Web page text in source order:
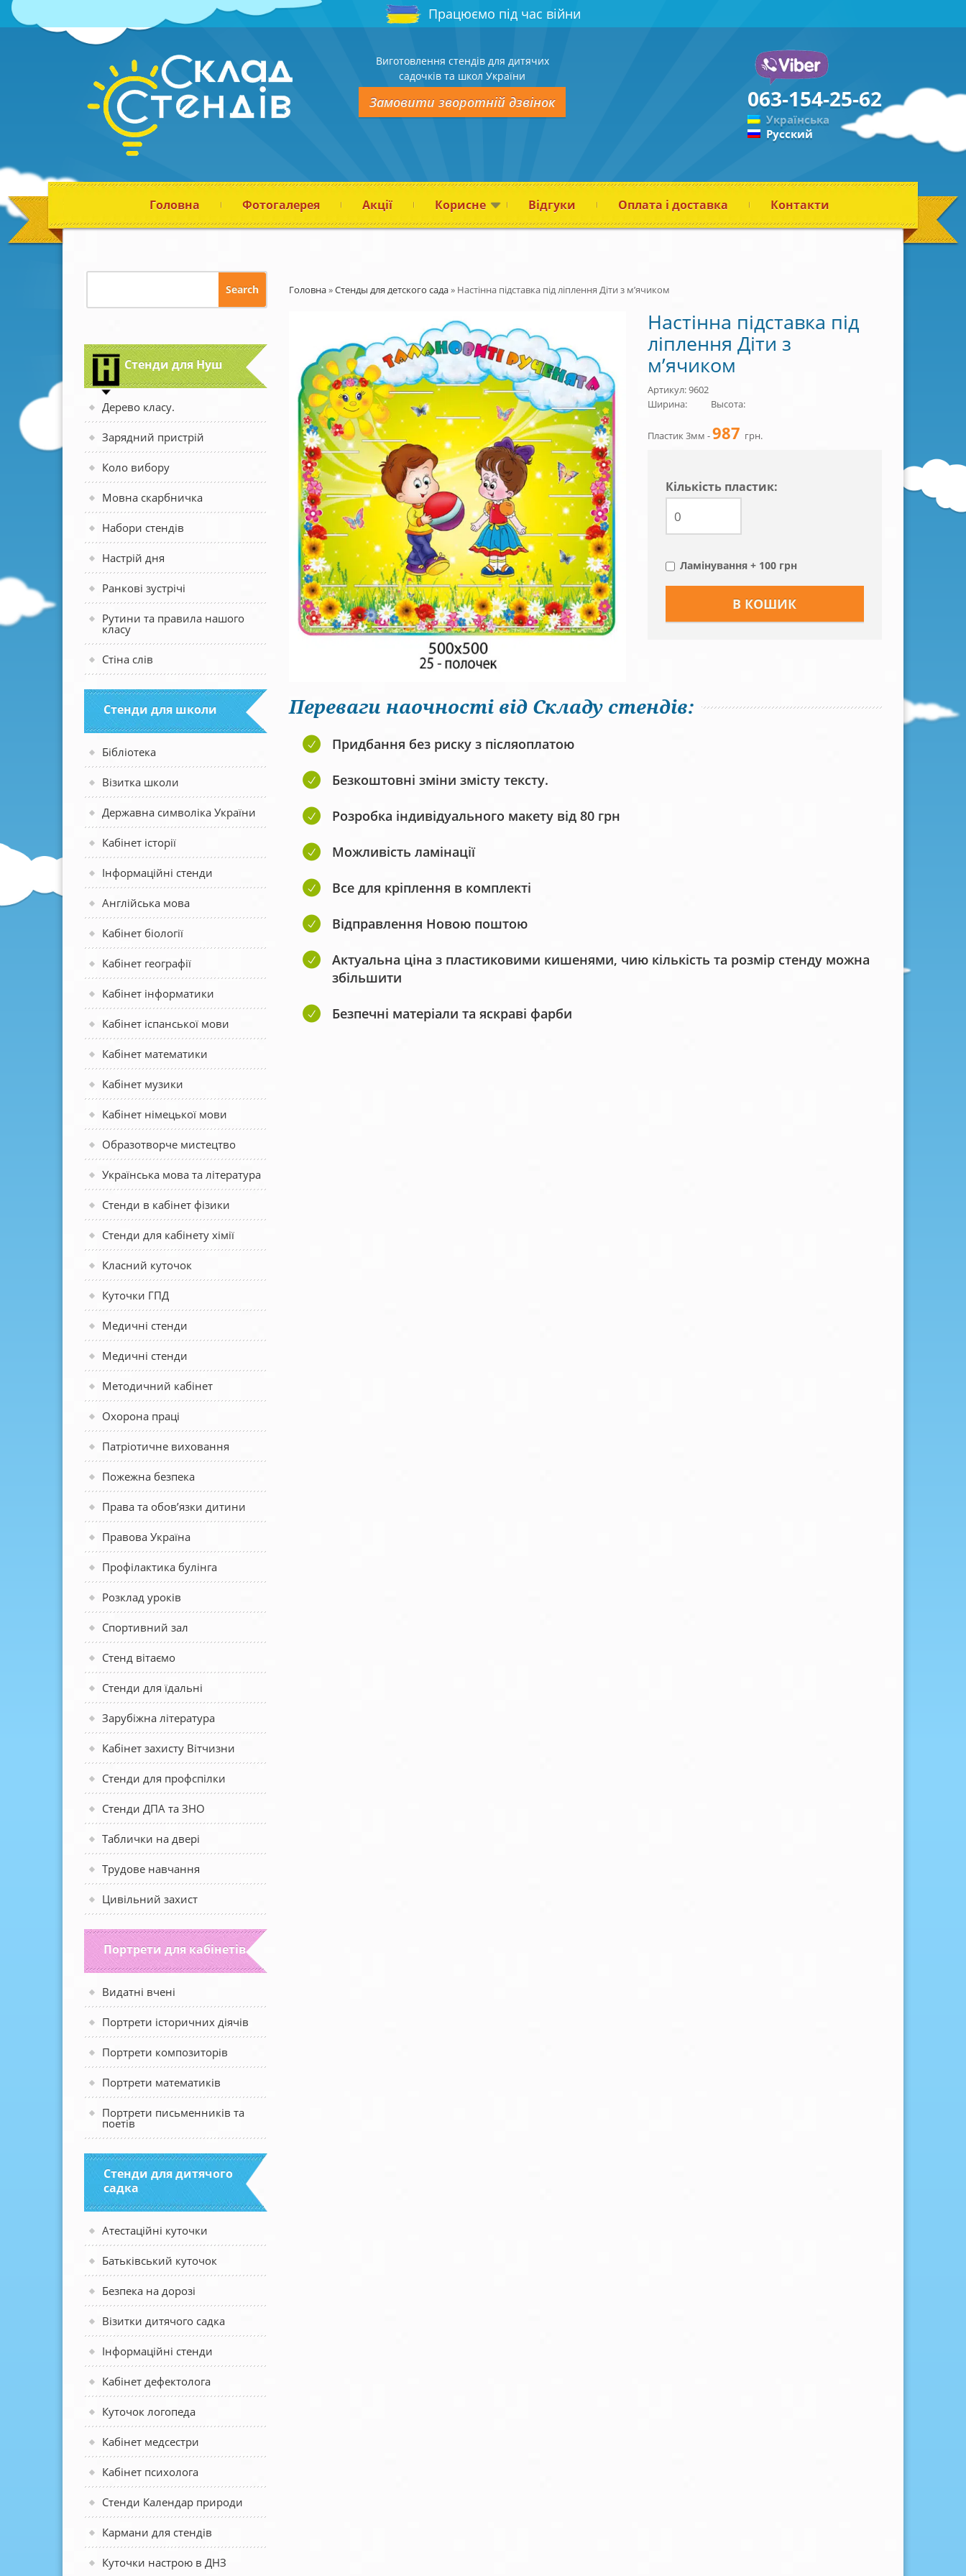
Працюємо під час війни
Виготовлення стендів для дитячих
садочків та школ України
Замовити зворотній дзвінок 063-154-25-62
Українська
Русский
Головна Фотогалерея Акції Корисне Відгуки Оплата і доставка Контакти
Стенди для Нуш
Дерево класу.
Зарядний пристрій
Коло вибору
Мовна скарбничка
Набори стендів
Настрій дня
Ранкові зустрічі
Рутини та правила нашого
класу
Стіна слів
Стенди для школи
Бібліотека
Візитка школи
Державна символіка України
Кабінет історії
Інформаційні стенди
Англійська мова
Кабінет біології
Кабінет географії
Кабінет інформатики
Кабінет іспанської мови
Кабінет математики
Кабінет музики
Кабінет німецької мови
Образотворче мистецтво
Українська мова та література
Стенди в кабінет фізики
Стенди для кабінету хімії
Класний куточок
Куточки ГПД
Медичні стенди
Медичні стенди
Методичний кабінет
Охорона праці
Патріотичне виховання
Пожежна безпека
Права та обов’язки дитини
Правова Україна
Профілактика булінга
Розклад уроків
Спортивний зал
Стенд вітаємо
Стенди для їдальні
Зарубіжна література
Кабінет захисту Вітчизни
Стенди для профспілки
Стенди ДПА та ЗНО
Таблички на двері
Трудове навчання
Цивільний захист
Портрети для кабінетів
Видатні вчені
Портрети історичних діячів
Портрети композиторів
Портрети математиків
Портрети письменників та
поетів
Стенди для дитячого
садка
Атестаційні куточки
Батьківський куточок
Безпека на дорозі
Візитки дитячого садка
Інформаційні стенди
Кабінет дефектолога
Куточок логопеда
Кабінет медсестри
Кабінет психолога
Стенди Календар природи
Кармани для стендів
Куточки настрою в ДНЗ
Головна»Стенды для детского сада» Настінна підставка під ліплення Діти з м’ячиком
Настінна підставка під
ліплення Діти з
м’ячиком
Артикул: 9602
Ширина:
Высота:
Пластик 3мм -987 грн.
Кiлькiсть пластик:
Ламінування + 100 грн
Переваги наочності від Складу стендів:
Придбання без риску з післяоплатою
Безкоштовні зміни змісту тексту.
Розробка індивідуального макету від 80 грн
Можливість ламінації
Все для кріплення в комплекті
Відправлення Новою поштою
Актуальна ціна з пластиковими кишенями, чию кількість та розмір стенду можна
збільшити
Безпечні матеріали та яскраві фарби